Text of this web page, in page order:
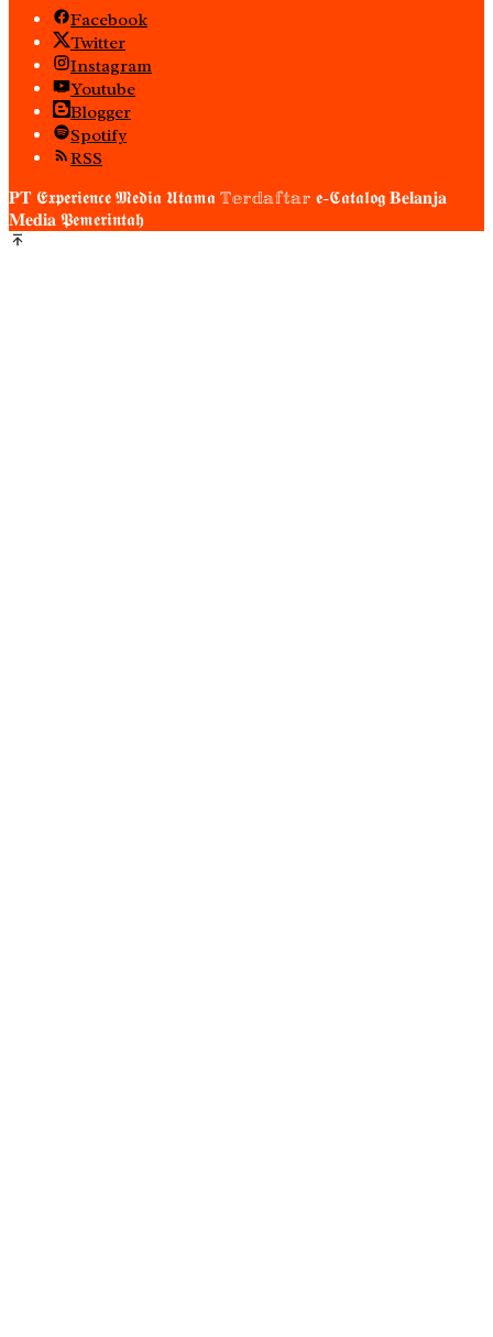
Facebook
Twitter
Instagram
Youtube
Blogger
Spotify
RSS
𝐏𝐓 𝕰𝖝𝖕𝖊𝖗𝖎𝖊𝖓𝖈𝖊 𝕸𝖊𝖉𝖎𝖆 𝖀𝖙𝖆𝖒𝖆 𝕋𝕖𝕣𝕕𝕒𝕗𝕥𝕒𝕣 𝖊-𝕮𝖆𝖙𝖆𝖑𝖔𝖌 𝐁𝐞𝐥𝐚𝐧𝐣𝐚
𝐌𝐞𝐝𝐢𝐚 𝕻𝖊𝖒𝖊𝖗𝖎𝖓𝖙𝖆𝖍